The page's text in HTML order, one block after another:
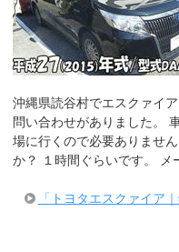
沖縄県読谷村でエスクァイ
問い合わせがありました。
場に行くので必要ありませ
か？ １時間ぐらいです。 メ
「トヨタエスクァイア